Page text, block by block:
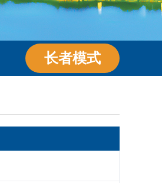
长者模式